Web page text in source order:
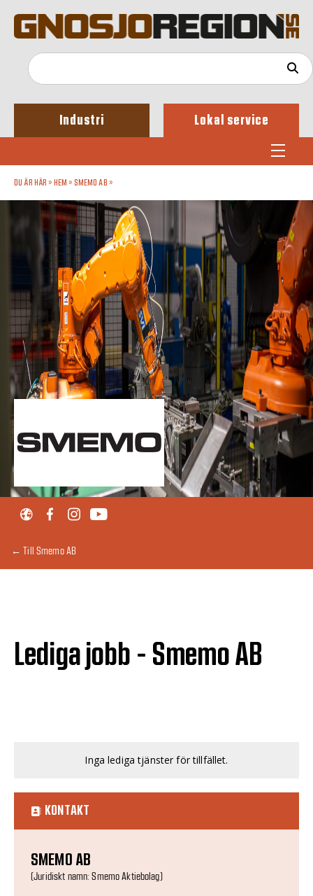
Industri Lokal service
DU ÄR HÄR » HEM » SMEMO AB »
← Till Smemo AB
Lediga jobb - Smemo AB
Inga lediga tjänster för tillfället.
KONTAKT
SMEMO AB
(Juridiskt namn: Smemo Aktiebolag)